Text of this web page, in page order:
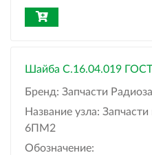
Шайба C.16.04.019
Бренд: Запчасти
Название узла:
6ПМ2
Обозначение: